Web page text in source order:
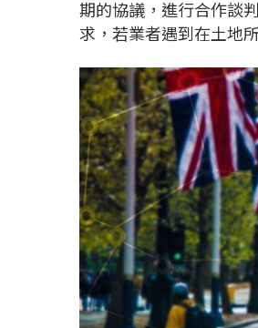
期的協議，進行合作談
求，若業者遇到在土地